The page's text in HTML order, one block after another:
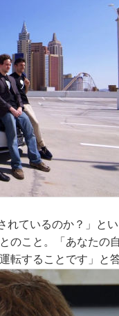
ているのか？」と
のこと。「あなたの
転することです」と答